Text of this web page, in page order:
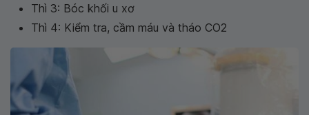
Thì 3: Bóc khối u xơ
Thì 4: Kiểm tra, cầm máu và tháo CO2